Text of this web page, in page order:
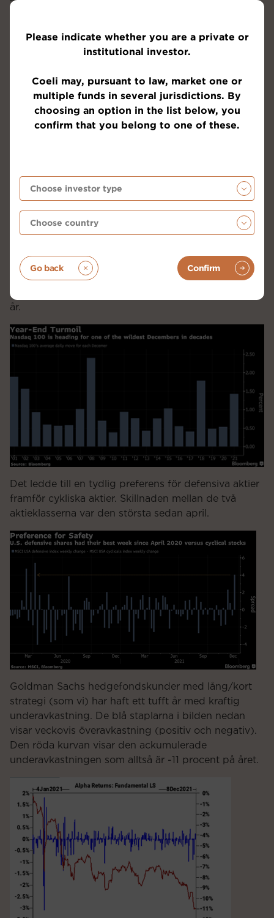
Källa: Kepler Cheuvreux
tydligt i nedanstående bild som visar den
genomsnittliga rörelsen per dag för Nasdaqindexet.
Vi fick uppleva den tredje högsta volatiliteten på 20
år.
Det ledde till en tydlig preferens för defensiva aktier
framför cykliska aktier. Skillnaden mellan de två
aktieklasserna var den största sedan april.
Goldman Sachs hedgefondskunder med lång/kort
strategi (som vi) har haft ett tufft år med kraftig
underavkastning. De blå staplarna i bilden nedan
visar veckovis överavkastning (positiv och negativ).
Den röda kurvan visar den ackumulerade
underavkastningen som alltså är -11 procent på året.
Please indicate whether you are a private or
institutional investor.
Coeli may, pursuant to law, market one or
multiple funds in several jurisdictions. By
choosing an option in the list below, you
confirm that you belong to one of these.
Go back Confirm